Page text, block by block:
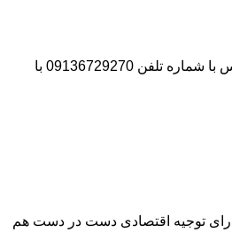
آدرس شرکت:استان تهران- شهر پیشوا- روبروی درب دانشگاه آزاد واحد ورامین – پیشوا – خیابان سروستان- انتهای کوچه سروستان نهم – پلاک 44- طریقه برقراری تماس با شماره تلفن 09136729270 با
دارای توجیه اقتصادی دست در دست هم